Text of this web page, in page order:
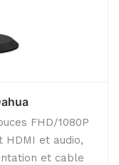
FHD/1080P
HDMI et audio,
et cable